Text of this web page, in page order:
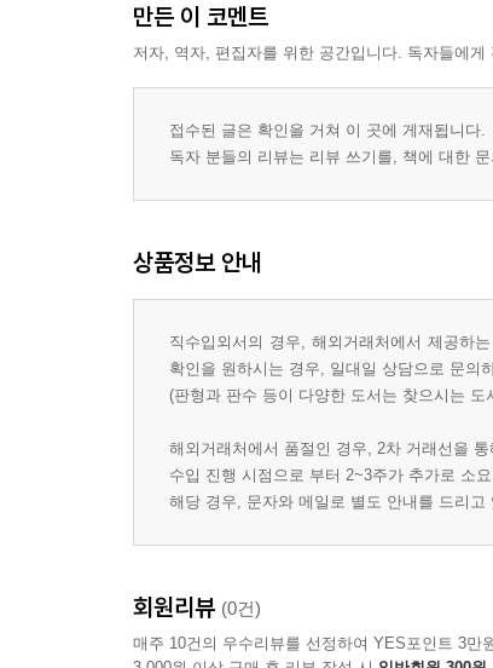
만든 이 코멘트
저자, 역자, 편집자를 위한 공간입니다. 독자들에
접수된 글은 확인을 거쳐 이 곳에 게재됩니다.
독자 분들의 리뷰는 리뷰 쓰기를, 책에 대한
상품정보 안내
직수입외서의 경우, 해외거래처에서 제공하
확인을 원하시는 경우, 일대일 상담으로 문의
(판형과 판수 등이 다양한 도서는 찾으시는
해외거래처에서 품절인 경우, 2차 거래선을
수입 진행 시점으로 부터 2~3주가 추가로 소
해당 경우, 문자와 메일로 별도 안내를 드리
회원리뷰 (0건)
매주 10건의 우수리뷰를 선정하여 YES포인트 3만